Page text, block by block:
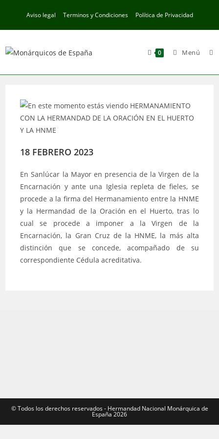
contenido
Aviso legal Terminos y Condiciones Política de Privacidad
0 Menú
18 FEBRERO 2023
En Sanlúcar la Mayor en presencia de la Virgen de la
Encarnación y ante una Iglesia repleta de fieles, se
procede a la firma del Hermanamiento entre la HNME
y la Hermandad de la Oración en el Huerto, tras lo
cual se procede a imponer a la Virgen de la
Encarnación, la Gran Cruz de la HNME, la más alta
distinción que se concede, acompañado de su
correspondiente Cédula acreditativa.
©️ Todos los derechos reservados - Hermandad Nacional Monárquica de
España 2026